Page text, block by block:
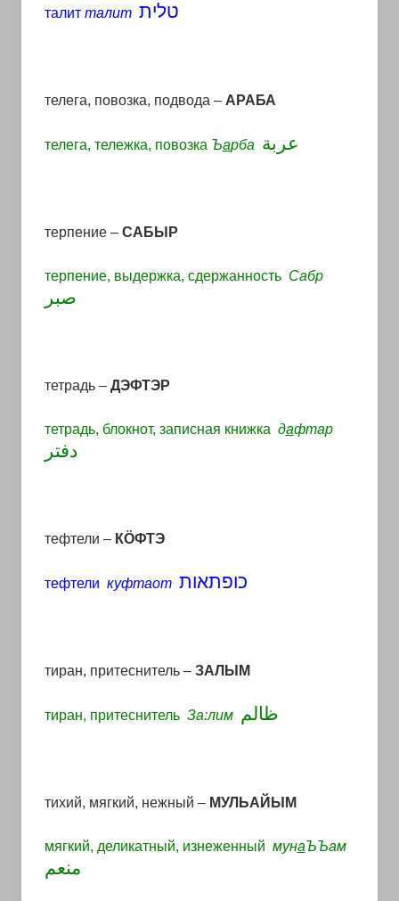
талит талит טלית
телега, повозка, подвода – АРАБА
телега, тележка, повозка Ъарба عربة
терпение – САБЫР
терпение, выдержка, сдержанность Сабр
صبر
тетрадь – ДЭФТЭР
тетрадь, блокнот, записная книжка дафтар
دفتر
тефтели – КÖФТЭ
тефтели куфтаот כופתאות
тиран, притеснитель – ЗАЛЫМ
тиран, притеснитель За:лим ظالم
тихий, мягкий, нежный – МУЛЬАЙЫМ
мягкий, деликатный, изнеженный мунаЪЪам
منعم